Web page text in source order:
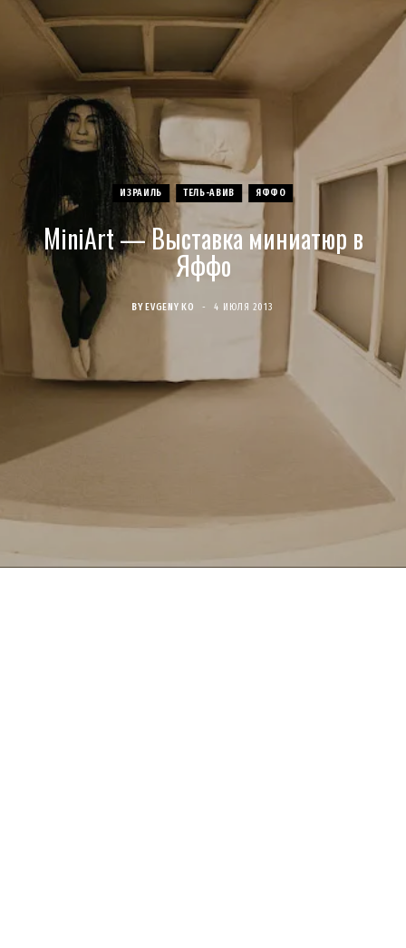
e
o
o
k
t
a
m
t
t
ИЗРАИЛЬ ТЕЛЬ-АВИВ ЯФФО
MiniArt — Выставка миниатюр в
Яффо
BY EVGENY KO 4 ИЮЛЯ 2013